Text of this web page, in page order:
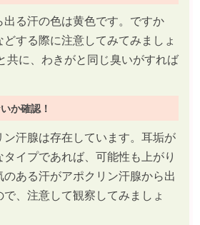
る汗の色は黄色です。ですか
する際に注意してみてみましょ
共に、わきがと同じ臭いがすれば
か確認！
汗腺は存在しています。耳垢が
イプであれば、可能性も上がり
のある汗がアポクリン汗腺から出
、注意して観察してみましょ